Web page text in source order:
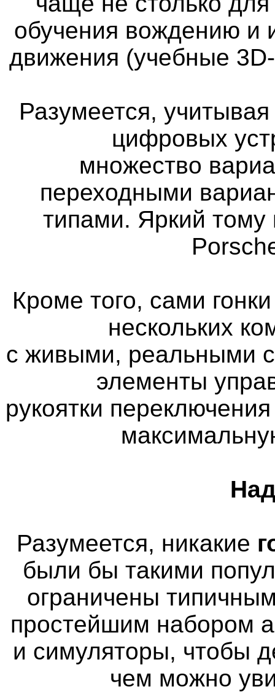
обучения вождению и
движения (учебные
Разумеется,
цифровых
множество
переходными
типами. Яркий
Кроме того, сами
нескольких
с живыми, реальными
элементы
рукоятки
Разумеется, никакие
были бы такими
ограничены
простейшим набором
и симуляторы, чтобы
чем можно